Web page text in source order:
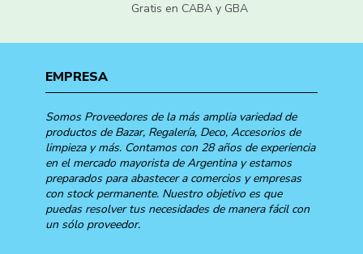
Gratis en CABA y GBA
EMPRESA
Somos Proveedores de la más amplia variedad de
productos de Bazar, Regalería, Deco, Accesorios de
limpieza y más. Contamos con 28 años de experiencia
en el mercado mayorista de Argentina y estamos
preparados para abastecer a comercios y empresas
con stock permanente. Nuestro objetivo es que
puedas resolver tus necesidades de manera fácil con
un sólo proveedor.